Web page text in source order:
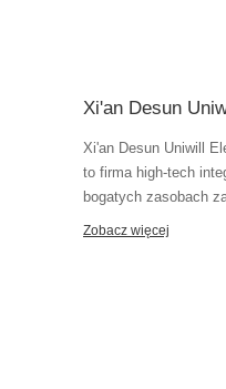
Xi'an Desun
Xi'an Desun Uniwill
to firma high-tech
bogatych zasobach
uniwersytetami i
tradycyjne
jakości wody w
Zobacz więcej